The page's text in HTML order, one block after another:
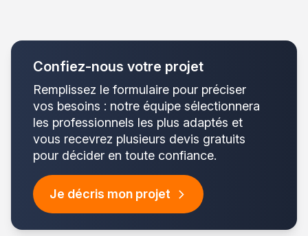
Confiez-nous votre projet
Remplissez le formulaire pour préciser
vos besoins : notre équipe sélectionnera
les professionnels les plus adaptés et
vous recevrez plusieurs devis gratuits
pour décider en toute confiance.
Je décris mon projet